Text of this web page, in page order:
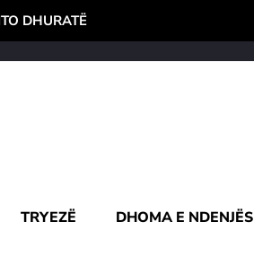
DHURATË
TRYEZË DHOMA E NDENJËS